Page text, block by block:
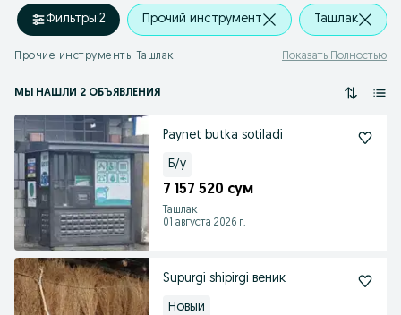
Фильтры·2 Прочий инструмент Ташлак
Прочие инструменты Ташлак Показать Полностью
МЫ НАШЛИ 2 ОБЪЯВЛЕНИЯ
Paynet butka sotiladi
Б/у
7 157 520 сум
Ташлак
01 августа 2026 г.
Supurgi shipirgi веник
Новый